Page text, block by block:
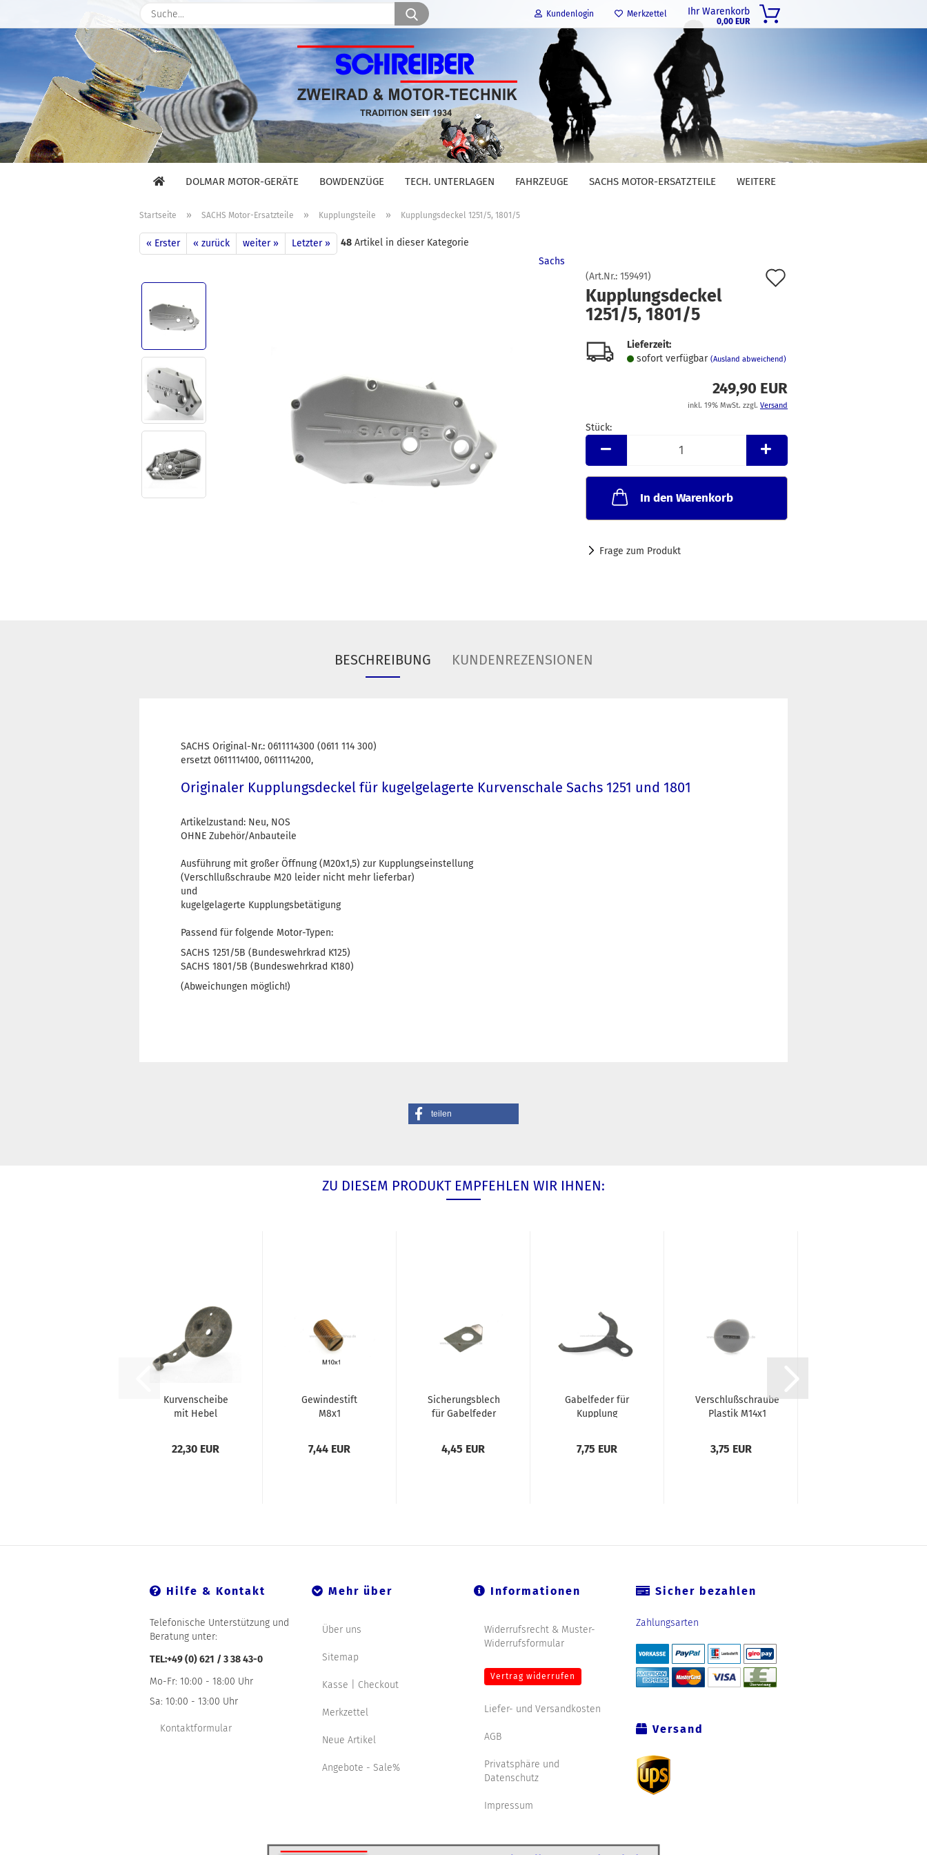
Kundenlogin
E-Mail
Passwort
Konto erstellen
Merkzettel
Suche... Ihr Warenkorb
0,00 EUR
DOLMAR MOTOR-GERÄTE BOWDENZÜGE TECH. UNTERLAGEN FAHRZEUGE SACHS MOTOR-ERSATZTEILE WEITERE
Startseite » SACHS Motor-Ersatzteile » Kupplungsteile » Kupplungsdeckel 1251/5, 1801/5
« Erster « zurück weiter » Letzter » 48 Artikel in dieser Kategorie
Sachs
(Art.Nr.: 159491)
Kupplungsdeckel
1251/5, 1801/5
Lieferzeit:
sofort verfügbar (Ausland abweichend)
249,90 EUR
inkl. 19% MwSt. zzgl. Versand
Stück:
Stück
In den Warenkorb
Frage zum Produkt
BESCHREIBUNG KUNDENREZENSIONEN
SACHS Original-Nr.: 0611114300 (0611 114 300)
ersetzt 0611114100, 0611114200,
Originaler Kupplungsdeckel für kugelgelagerte Kurvenschale Sachs 1251 und 1801
Artikelzustand: Neu, NOS
OHNE Zubehör/Anbauteile
Ausführung mit großer Öffnung (M20x1,5) zur Kupplungseinstellung
(Verschllußschraube M20 leider nicht mehr lieferbar)
und
kugelgelagerte Kupplungsbetätigung
Passend für folgende Motor-Typen:
SACHS 1251/5B (Bundeswehrkrad K125)
SACHS 1801/5B (Bundeswehrkrad K180)
(Abweichungen möglich!)
teilen
ZU DIESEM PRODUKT EMPFEHLEN WIR IHNEN:
Kurvenscheibe
mit Hebel
22,30 EUR
Gewindestift
M8x1
7,44 EUR
Sicherungsblech
für Gabelfeder
4,45 EUR
Gabelfeder für
Kupplung
7,75 EUR
Verschlußschraube
Plastik M14x1
3,75 EUR
Hilfe & Kontakt
Telefonische Unterstützung und
Beratung unter:
TEL:+49 (0) 621 / 3 38 43-0
Mo-Fr: 10:00 - 18:00 Uhr
Sa: 10:00 - 13:00 Uhr
Kontaktformular
Mehr über
Über uns
Sitemap
Kasse | Checkout
Merkzettel
Neue Artikel
Angebote - Sale%
Informationen
Widerrufsrecht & Muster-
Widerrufsformular
Vertrag widerrufen
Liefer- und Versandkosten
AGB
Privatsphäre und
Datenschutz
Impressum
Sicher bezahlen
Zahlungsarten
Versand